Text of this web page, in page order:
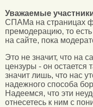
Уважаемые
СПАМа на страницах
премодерацию, то
на сайте, пока
Это не значит, что на
цензуры - он остается
значит лишь, что нас
надежного способа
Надеемся, что эти
отнесетесь к ним с